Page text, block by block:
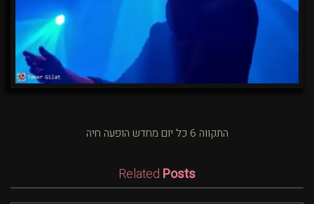
התקווה 6 כל יום מחדש הופעה חיה
Related Posts